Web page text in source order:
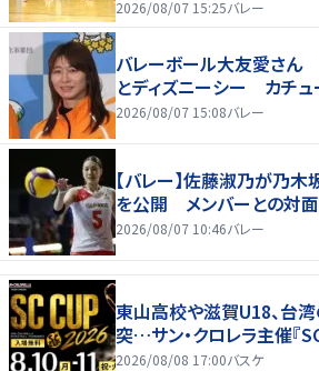
2026/08/07 15:25バレー
バレーボール大友愛さん
とディズニーシー カチ
2026/08/07 15:08バレー
【バレー】佐藤淑乃が乃
を公開 メンバーとの対
2026/08/07 10:46バレー
東山高校や滋賀U18、台
突…サン・クロレラ主催『
2026/08/08 17:00バスケ